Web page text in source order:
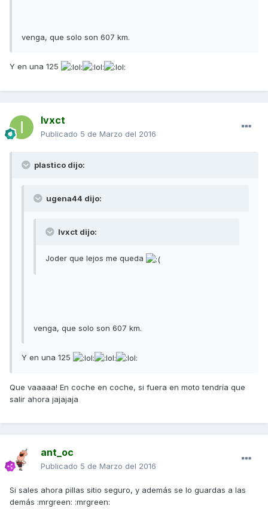
venga, que solo son 607 km.
Y en una 125
Ivxct
Publicado 5 de Marzo del 2016
plastico dijo:
ugena44 dijo:
Ivxct dijo:
Joder que lejos me queda
venga, que solo son 607 km.
Y en una 125
Que vaaaaa! En coche en coche, si fuera en moto tendría que
salir ahora jajajaja
ant_oc
Publicado 5 de Marzo del 2016
Si sales ahora pillas sitio seguro, y además se lo guardas a las
demás :mrgreen: :mrgreen: